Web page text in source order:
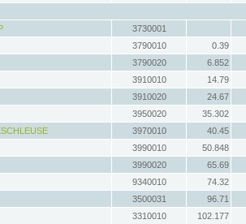
3730001
3790010
0.39
3790020
6.852
3910010
14.79
3910020
24.67
3950020
35.302
3970010
40.45
3990010
50.848
3990020
65.69
9340010
74.32
3500031
96.71
3310010
102.177